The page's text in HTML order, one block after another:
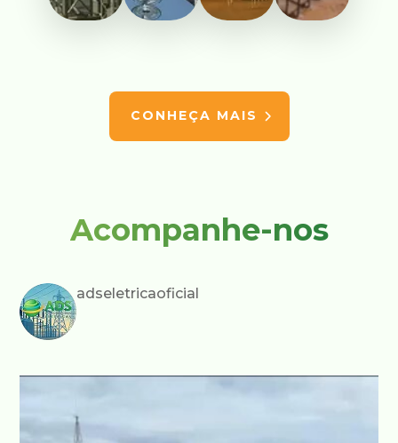
CONHEÇA MAIS
Acompanhe-nos
adseletricaoficial